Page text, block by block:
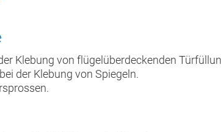
Klebung von flügelüberdeckenden
der Klebung von Spiegeln.